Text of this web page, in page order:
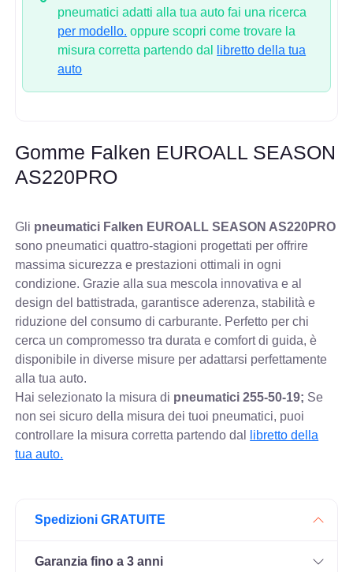
pneumatici adatti alla tua auto fai una ricerca
per modello. oppure scopri come trovare la
misura corretta partendo dal
libretto della tua
auto
Gomme Falken EUROALL SEASON
AS220PRO
Gli pneumatici Falken EUROALL SEASON AS220PRO
sono pneumatici quattro-stagioni progettati per offrire
massima sicurezza e prestazioni ottimali in ogni
condizione. Grazie alla sua mescola innovativa e al
design del battistrada, garantisce aderenza, stabilità e
riduzione del consumo di carburante. Perfetto per chi
cerca un compromesso tra durata e comfort di guida, è
disponibile in diverse misure per adattarsi perfettamente
alla tua auto.
Hai selezionato la misura di pneumatici255-50-19; Se
non sei sicuro della misura dei tuoi pneumatici, puoi
controllare la misura corretta partendo dal
libretto della
tua auto.
Spedizioni GRATUITE
Garanzia fino a 3 anni